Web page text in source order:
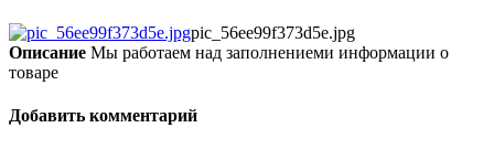
pic_56ee99f373d5e.jpg
Описание Мы работаем над заполнениеми информации о
товаре
Добавить комментарий